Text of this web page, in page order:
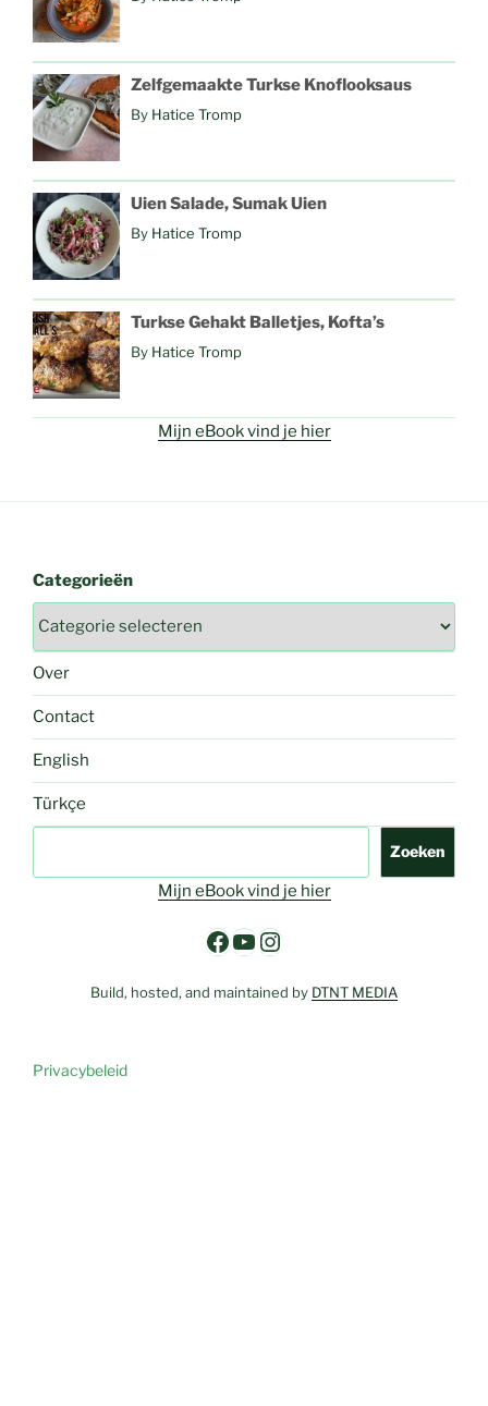
Zelfgemaakte Turkse Knoflooksaus
By Hatice Tromp
Uien Salade, Sumak Uien
By Hatice Tromp
Turkse Gehakt Balletjes, Kofta’s
By Hatice Tromp
Mijn eBook vind je hier
Categorieën
Over
Contact
English
Türkçe
Zoeken
Mijn eBook vind je hier
Facebook
YouTube
Instagram
Build, hosted, and maintained by DTNT MEDIA
Privacybeleid